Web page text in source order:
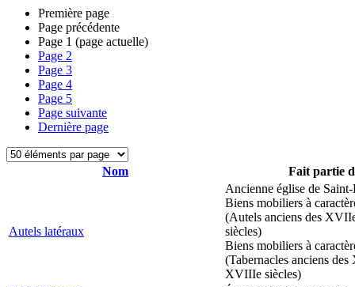
Première page
Page précédente
Page 1 (page actuelle)
Page 2
Page 3
Page 4
Page 5
Page suivante
Dernière page
Nom Fait partie
Autels latéraux
Ancienne église de Saint-
Biens mobiliers à
(Autels anciens des
siècles)
Biens mobiliers à
(Tabernacles anciens
XVIIIe siècles)